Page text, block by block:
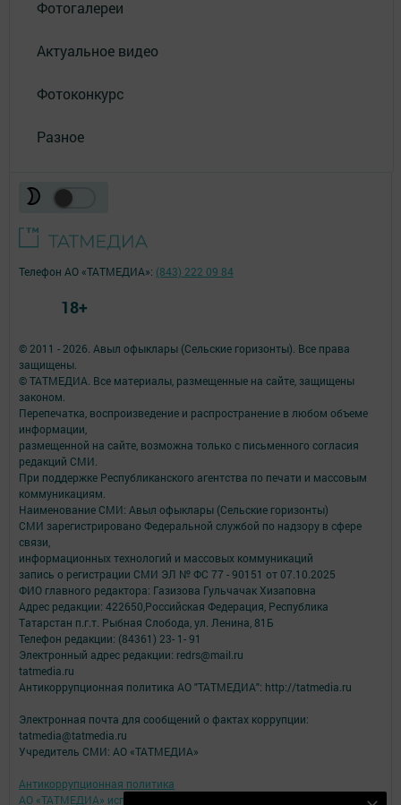
Фотогалереи
Актуальное видео
Фотоконкурс
Разное
© 2011 - 2026. Авыл офыклары (Сельские горизонты). Все права
защищены.
© ТАТМЕДИА. Все материалы, размещенные на сайте, защищены
законом.
Перепечатка, воспроизведение и распространение в любом объеме
информации,
размещенной на сайте, возможна только с письменного согласия
редакций СМИ.
При поддержке Республиканского агентства по печати и массовым
коммуникациям.
Наименование СМИ: Авыл офыклары (Сельские горизонты)
СМИ зарегистрировано Федеральной службой по надзору в сфере
связи,
информационных технологий и массовых коммуникаций
запись о регистрации СМИ ЭЛ № ФС 77 - 90151 от 07.10.2025
ФИО главного редактора: Газизова Гульчачак Хизаповна
Адрес редакции: 422650,Российская Федерация, Республика
Татарстан п.г.т. Рыбная Слобода, ул. Ленина, 81Б
Телефон редакции: (84361) 23- 1- 91
Электронный адрес редакции: redrs@mail.ru
tatmedia.ru
Антикоррупционная политика АО "ТАТМЕДИА": http://tatmedia.ru
Электронная почта для сообщений о фактах коррупции:
tatmedia@tatmedia.ru
Учредитель СМИ: АО «ТАТМЕДИА»
Антикоррупционная политика
АО «ТАТМЕДИА» использует «cookie»
для персонализации сервисов и
Телефон АО «ТАТМЕДИА»: (843) 222 09 84
18+